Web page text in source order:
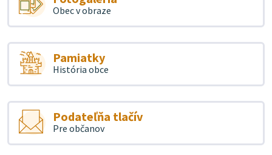
Obec v obraze
Pamiatky
História obce
Podateľňa tlačív
Pre občanov